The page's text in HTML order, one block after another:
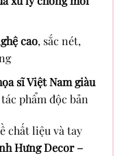
cao, sắc nét,
sĩ Việt Nam giàu
phẩm độc bản
chất liệu và tay
Hưng Decor –